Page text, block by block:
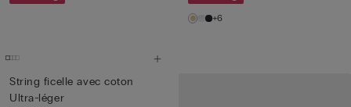
+6
String ficelle avec coton
Ultra-léger